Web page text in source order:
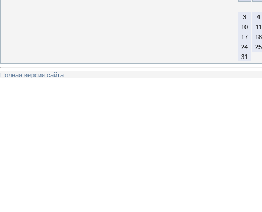
3
4
10
11
17
18
24
25
31
Полная версия сайта